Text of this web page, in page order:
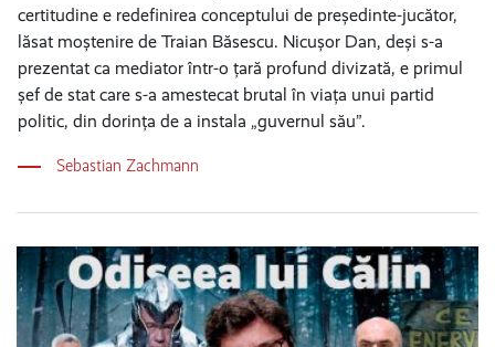
certitudine e redefinirea conceptului de președinte-jucător,
lăsat moștenire de Traian Băsescu. Nicușor Dan, deși s-a
prezentat ca mediator într-o țară profund divizată, e primul
șef de stat care s-a amestecat brutal în viața unui partid
politic, din dorința de a instala „guvernul său”.
Sebastian Zachmann